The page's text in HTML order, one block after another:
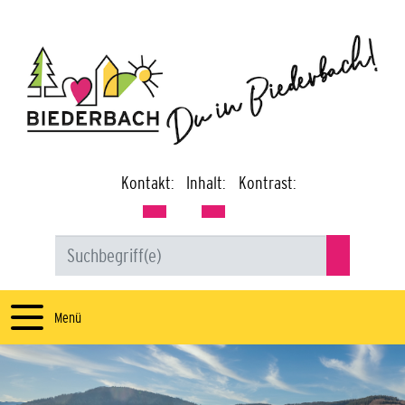
Kontakt: Inhalt: Kontrast:
Menü